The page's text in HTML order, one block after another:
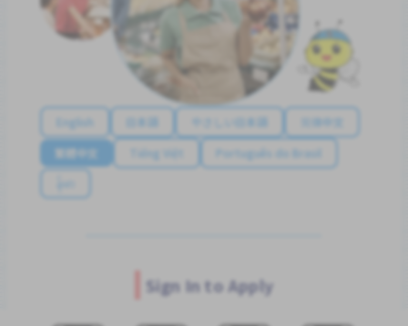
English 日本語 やさしい日本語
简体中文
繁體中文
Tiếng Việt
Português do Brasil
န်မာ
Sign In to Apply